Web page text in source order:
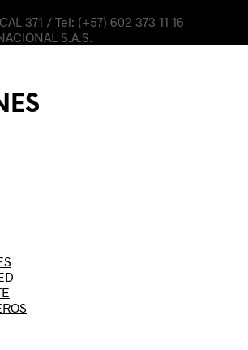
371 / Tel: (+57) 602 373 11 16
S.A.S.